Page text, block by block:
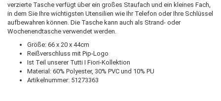
verzierte Tasche verfügt über ein großes Staufach und ein kleines Fach,
in dem Sie Ihre wichtigsten Utensilien wie Ihr Telefon oder Ihre Schlüssel
aufbewahren können. Die Tasche kann auch als Strand- oder
Wochenendtasche verwendet werden.
Größe: 66 x 20 x 44cm
Reißverschluss mit Pip-Logo
Ist Teil unserer Tutti I Fiori-Kollektion
Material: 60% Polyester, 30% PVC und 10% PU
Artikelnummer: 51273363